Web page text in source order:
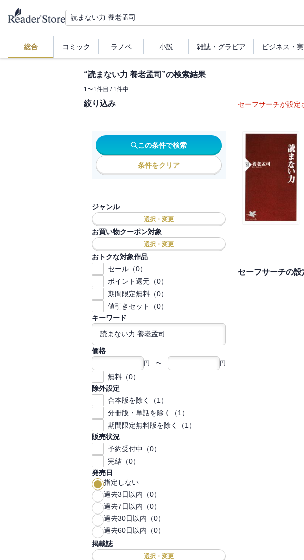
総合 コミック ラノベ 小説 雑誌・ グラビア ビジネス ・
“読まない力 養老孟司 ”の検索結果
1〜1件目 / 1件中
絞り込み
この条件で検索
条件をクリア
ジャンル
選択・変更
お買い物クーポン対象
選択・変更
おトクな対象作品
セール（0）
ポイント還元（0）
期間限定無料（0）
値引きセット（0）
キーワード
価格
円 〜 円
無料（0）
除外設定
合本版を除く（1）
分冊版・単話を除く（1）
期間限定無料版を除く（1）
販売状況
予約受付中（0）
完結（0）
発売日
指定しない
過去3日以内（0）
過去7日以内（0）
過去30日以内（0）
過去60日以内（0）
掲載誌
選択・変更
セーフサーチが設定
セーフサーチの設